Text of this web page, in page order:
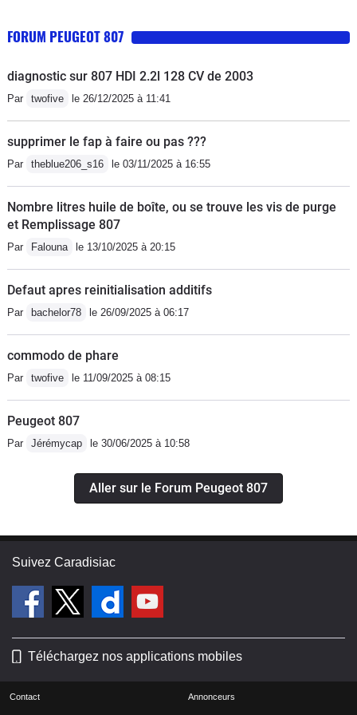
FORUM PEUGEOT 807
diagnostic sur 807 HDI 2.2l 128 CV de 2003
Par twofive le 26/12/2025 à 11:41
supprimer le fap à faire ou pas ???
Par theblue206_s16 le 03/11/2025 à 16:55
Nombre litres huile de boîte, ou se trouve les vis de purge
et Remplissage 807
Par Falouna le 13/10/2025 à 20:15
Defaut apres reinitialisation additifs
Par bachelor78 le 26/09/2025 à 06:17
commodo de phare
Par twofive le 11/09/2025 à 08:15
Peugeot 807
Par Jérémycap le 30/06/2025 à 10:58
Aller sur le Forum Peugeot 807
Suivez Caradisiac
Téléchargez nos applications mobiles
Contact Annonceurs